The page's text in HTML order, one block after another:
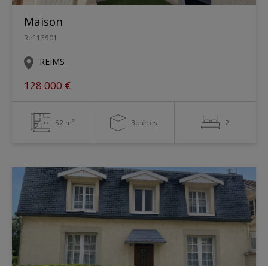
Maison
Ref 13901
REIMS
128 000 €
52 m² 3pièces 2